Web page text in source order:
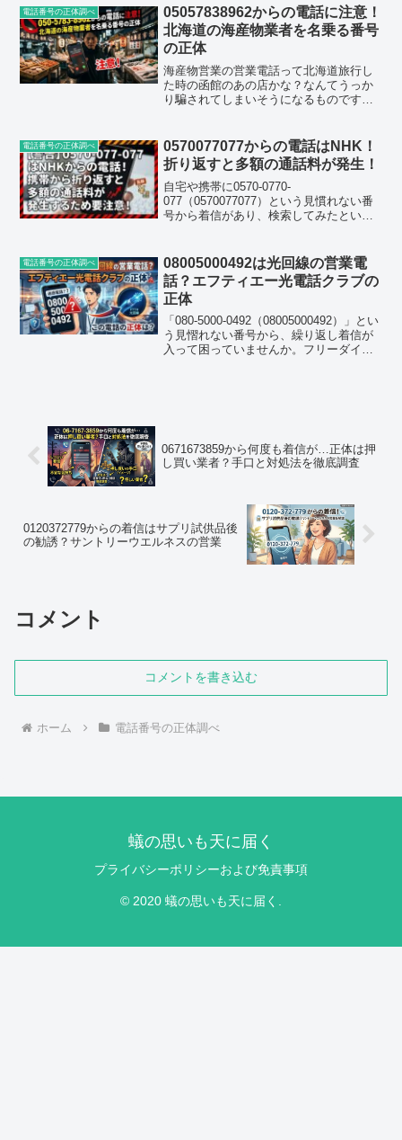
最後まで読んでみてください。この記事
では...
電話番号の正体調べ
05057838962からの電話に注意！
北海道の海産物業者を名乗る番号
の正体
海産物営業の営業電話って北海道旅行し
た時の函館のあの店かな？なんてうっか
り騙されてしまいそうになるものです。
8962（05057838962）という番号です。
この番号、実際に...
電話番号の正体調べ
0570077077からの電話はNHK！
折り返すと多額の通話料が発生！
自宅や携帯に0570-0770-
077（0570077077）という見慣れない番
号から着信があり、検索してみたという
問い合わせ窓口として登録されている実
在の番号です。...
電話番号の正体調べ
08005000492は光回線の営業電
話？エフティエー光電話クラブの
正体
「080-5000-0492（08005000492）」とい
う見慴れない番号から、繰り返し着信が
入って困っていませんか。フリーダイヤ
0671673859から何度も着信が…正体は押
し買い業者？手口と対処法を徹底調査
0120372779からの着信はサプリ試供品後
の勧誘？サントリーウエルネスの営業
コメント
コメントを書き込む
ホーム 電話番号の正体調べ
蟻の思いも天に届く
プライバシーポリシーおよび免責事項
© 2020 蟻の思いも天に届く.